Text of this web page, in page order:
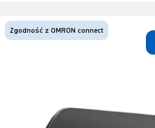
Zgodność z OMRON connect